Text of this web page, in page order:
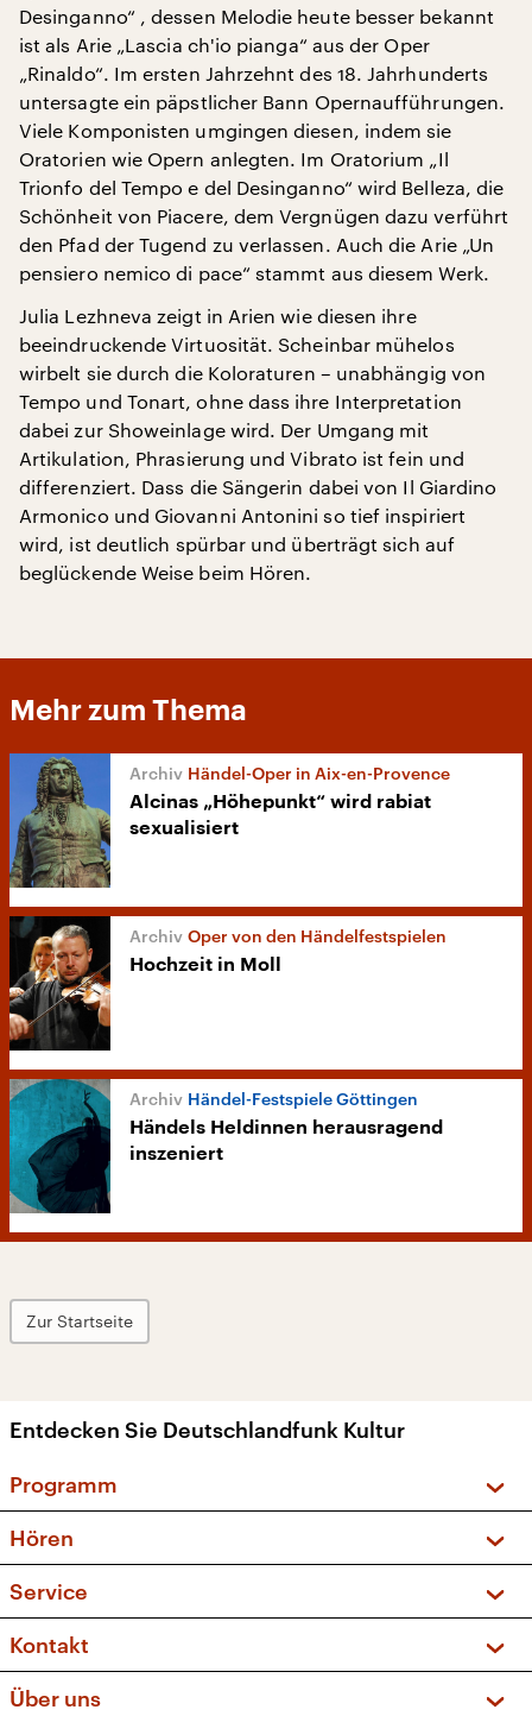
Desinganno“ , dessen Melodie heute besser bekannt
ist als Arie „Lascia ch'io pianga“ aus der Oper
„Rinaldo“. Im ersten Jahrzehnt des 18. Jahrhunderts
untersagte ein päpstlicher Bann Opernaufführungen.
Viele Komponisten umgingen diesen, indem sie
Oratorien wie Opern anlegten. Im Oratorium „Il
Trionfo del Tempo e del Desinganno“ wird Belleza, die
Schönheit von Piacere, dem Vergnügen dazu verführt
den Pfad der Tugend zu verlassen. Auch die Arie „Un
pensiero nemico di pace“ stammt aus diesem Werk.
Julia Lezhneva zeigt in Arien wie diesen ihre
beeindruckende Virtuosität. Scheinbar mühelos
wirbelt sie durch die Koloraturen – unabhängig von
Tempo und Tonart, ohne dass ihre Interpretation
dabei zur Showeinlage wird. Der Umgang mit
Artikulation, Phrasierung und Vibrato ist fein und
differenziert. Dass die Sängerin dabei von Il Giardino
Armonico und Giovanni Antonini so tief inspiriert
wird, ist deutlich spürbar und überträgt sich auf
beglückende Weise beim Hören.
Mehr zum Thema
Händel-Oper in Aix-en-Provence
Alcinas „Höhepunkt“ wird rabiat
sexualisiert
Oper von den Händelfestspielen
Hochzeit in Moll
Händel-Festspiele Göttingen
Händels Heldinnen herausragend
inszeniert
Zur Startseite
Entdecken Sie Deutschlandfunk Kultur
Programm
Sendungen und Podcasts
Musikliste
Kakadu – Das Kinderprogramm
Hören
Frequenzen (UKW + DAB+)
Service
FAQ
Apps
Kontakt
Über uns